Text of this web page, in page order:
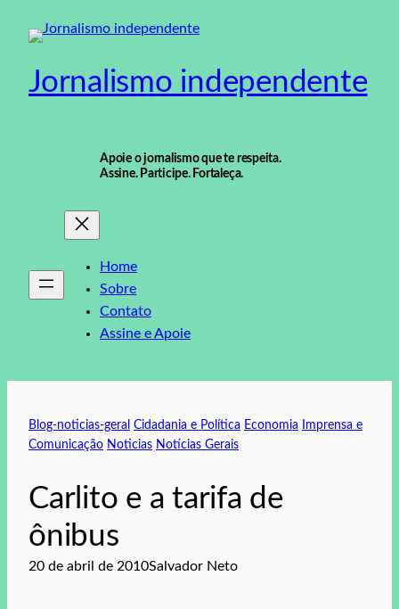
para
conteúdo
Jornalismo independente
Apoie o jornalismo que te respeita.
Assine. Participe. Fortaleça.
Home
Sobre
Contato
Assine e Apoie
Blog-noticias-geral Cidadania e Política Economia
Imprensa e
Comunicação Noticias Notícias Gerais
Carlito e a tarifa de
ônibus
20 de abril de 2010Salvador Neto